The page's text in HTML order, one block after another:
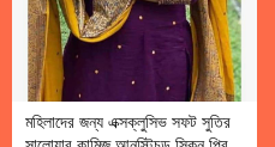
মহিলাদের জন্য এক্সক্লুসিভ সফট সুতির